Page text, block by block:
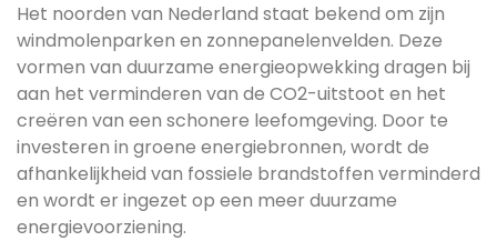
Het noorden van Nederland staat bekend om zijn
windmolenparken en zonnepanelenvelden. Deze
vormen van duurzame energieopwekking dragen bij
aan het verminderen van de CO2-uitstoot en het
creëren van een schonere leefomgeving. Door te
investeren in groene energiebronnen, wordt de
afhankelijkheid van fossiele brandstoffen verminderd
en wordt er ingezet op een meer duurzame
energievoorziening.